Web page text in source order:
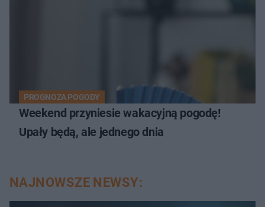
PROGNOZA POGODY
Weekend przyniesie wakacyjną pogodę!
Upały będą, ale jednego dnia
NAJNOWSZE NEWSY: